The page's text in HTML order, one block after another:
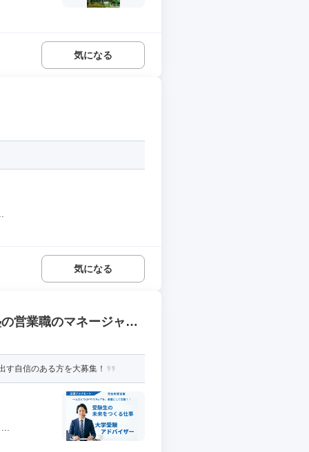
気になる
気になる
営業職のマネージャー
自信のある方を大募集！